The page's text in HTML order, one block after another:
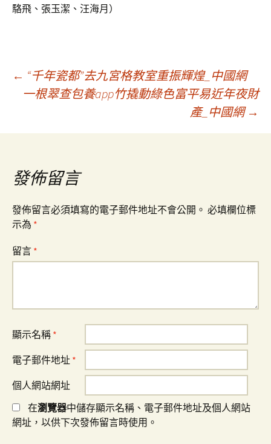
駱飛、張玉潔、汪海月）
文
導
覽
← “千年瓷都”去九宮格教室重振輝煌_中國網
一根翠查包養app竹撬動綠色富平易近年夜財
產_中國網 →
發佈留言
發佈留言必須填寫的電子郵件地址不會公開。 必填欄位標
示為 *
留言 *
顯示名稱 *
電子郵件地址 *
個人網站網址
在瀏覽器中儲存顯示名稱、電子郵件地址及個人網站
網址，以供下次發佈留言時使用。